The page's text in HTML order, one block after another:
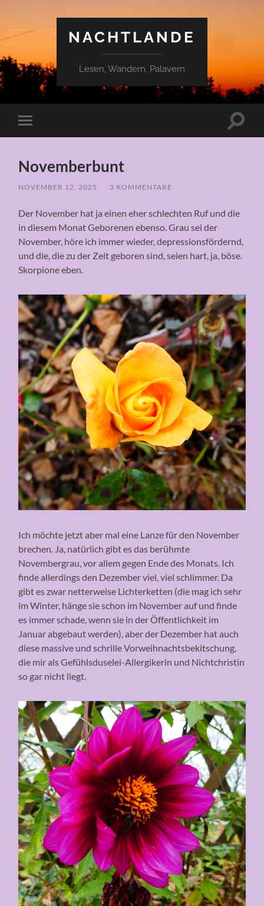
NACHTLANDE
Lesen, Wandern, Palavern
Mobile-
Menü
Novemberbunt
NOVEMBER 12, 2025 / 3 KOMMENTARE
Der November hat ja einen eher schlechten Ruf und die
in diesem Monat Geborenen ebenso. Grau sei der
November, höre ich immer wieder, depressionsfördernd,
und die, die zu der Zeit geboren sind, seien hart, ja, böse.
Skorpione eben.
Ich möchte jetzt aber mal eine Lanze für den November
brechen. Ja, natürlich gibt es das berühmte
Novembergrau, vor allem gegen Ende des Monats. Ich
finde allerdings den Dezember viel, viel schlimmer. Da
gibt es zwar netterweise Lichterketten (die mag ich sehr
im Winter, hänge sie schon im November auf und finde
es immer schade, wenn sie in der Öffentlichkeit im
Januar abgebaut werden), aber der Dezember hat auch
diese massive und schrille Vorweihnachtsbekitschung,
die mir als Gefühlsduselei-Allergikerin und Nichtchristin
so gar nicht liegt.